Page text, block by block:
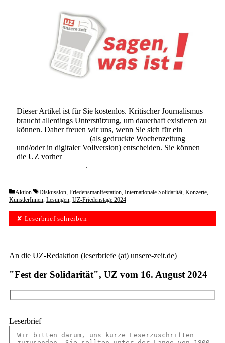
Dieser Artikel ist für Sie kostenlos. Kritischer Journalismus
braucht allerdings Unterstützung, um dauerhaft existieren zu
können. Daher freuen wir uns, wenn Sie sich für ein
(als gedruckte Wochenzeitung
und/oder in digitaler Vollversion) entscheiden. Sie können
die UZ vorher
.
Categories
Aktion Tags
Diskussion, Friedensmanifestation, Internationale Solidarität, Konzerte,
KünstlerInnen, Lesungen, UZ-Friedenstage 2024
✘ Leserbrief schreiben
An die UZ-Redaktion (leserbriefe (at) unsere-zeit.de)
"Fest der Solidarität", UZ vom 16. August 2024
Leserbrief